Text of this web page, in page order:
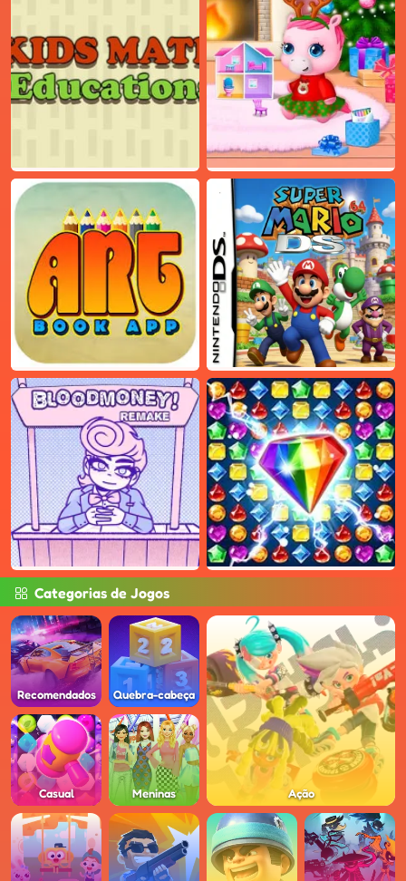
Categorias de Jogos
Recomendados Quebra-cabeça
Ação
Casual Meninas